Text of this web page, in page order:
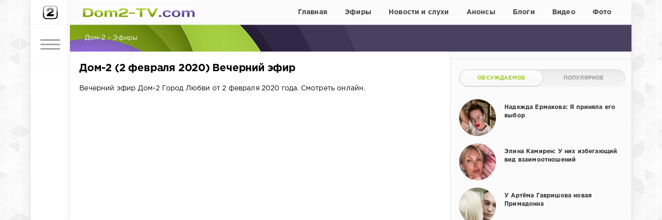
Главная Эфиры Новости и слухи Анонсы Блоги Видео Фото
Дом-2 »Эфиры
Дом-2 (2 февраля 2020) Вечерний эфир
Вечерний эфир Дом-2 Город Любви от 2 февраля 2020 года. Смотреть онлайн.
ОБСУЖДАЕМОЕ ПОПУЛЯРНОЕ
Надежда Ермакова: Я приняла его
выбор
Элина Камирен: У них избегающий
вид взаимоотношений
У Артёма Гавришова новая
Примадонна